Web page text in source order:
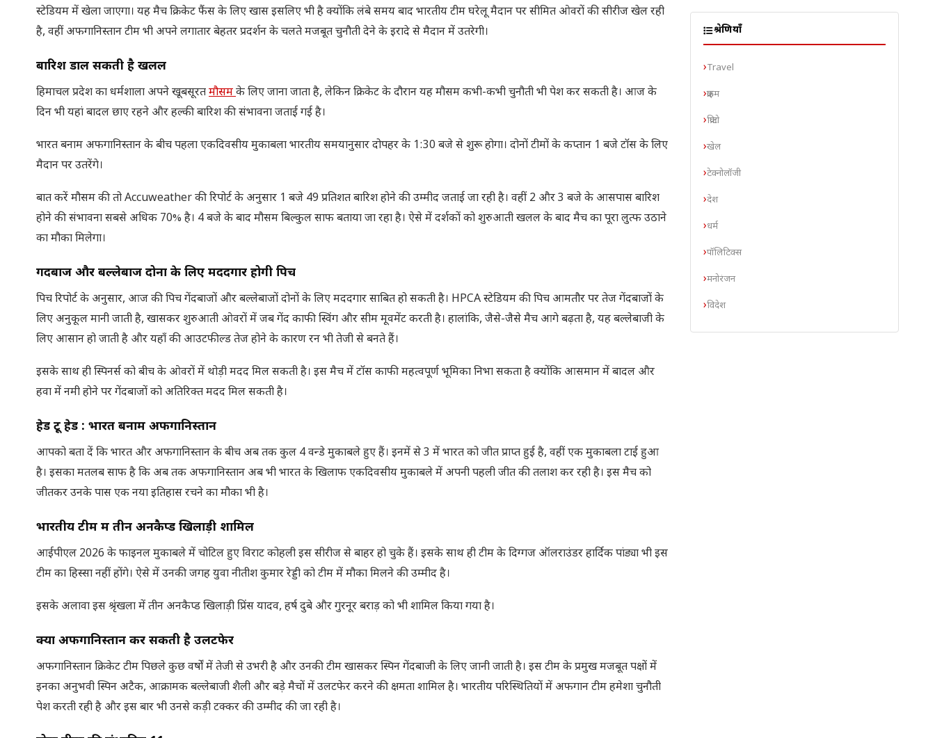
स्टेडियम में खेला जाएगा। यह मैच क्रिकेट फैंस के लिए खास इसलिए भी है क्योंकि लंबे समय बाद भारतीय टीम घरेलू मैदान पर सीमित ओवरों की सीरीज खेल रही
है, वहीं अफगानिस्तान टीम भी अपने लगातार बेहतर प्रदर्शन के चलते मजबूत चुनौती देने के इरादे से मैदान में उतरेगी।
बारिश डाल सकती है खलल
हिमाचल प्रदेश का धर्मशाला अपने खूबसूरतमौसमके लिए जाना जाता है, लेकिन क्रिकेट के दौरान यह मौसम कभी-कभी चुनौती भी पेश कर सकती है। आज के
दिन भी यहां बादल छाए रहने और हल्की बारिश की संभावना जताई गई है।
भारत बनाम अफगानिस्तान के बीच पहला एकदिवसीय मुकाबला भारतीय समयानुसार दोपहर के 1:30 बजे से शुरू होगा। दोनों टीमों के कप्तान 1 बजे टॉस के लिए
मैदान पर उतरेंगे।
बात करें मौसम की तो Accuweather की रिपोर्ट के अनुसार 1 बजे 49 प्रतिशत बारिश होने की उम्मीद जताई जा रही है। वहीं 2 और 3 बजे के आसपास बारिश
होने की संभावना सबसे अधिक 70% है। 4 बजे के बाद मौसम बिल्कुल साफ बताया जा रहा है। ऐसे में दर्शकों को शुरुआती खलल के बाद मैच का पूरा लुत्फ उठाने
का मौका मिलेगा।
गेंदबाज और बल्लेबाज दोनों के लिए मददगार होगी पिच
पिच रिपोर्ट के अनुसार, आज की पिच गेंदबाजों और बल्लेबाजों दोनों के लिए मददगार साबित हो सकती है। HPCA स्टेडियम की पिच आमतौर पर तेज गेंदबाजों के
लिए अनुकूल मानी जाती है, खासकर शुरुआती ओवरों में जब गेंद काफी स्विंग और सीम मूवमेंट करती है। हालांकि, जैसे-जैसे मैच आगे बढ़ता है, यह बल्लेबाजी के
लिए आसान हो जाती है और यहाँ की आउटफील्ड तेज होने के कारण रन भी तेजी से बनते हैं।
इसके साथ ही स्पिनर्स को बीच के ओवरों में थोड़ी मदद मिल सकती है। इस मैच में टॉस काफी महत्वपूर्ण भूमिका निभा सकता है क्योंकि आसमान में बादल और
हवा में नमी होने पर गेंदबाजों को अतिरिक्त मदद मिल सकती है।
हेड टू हेड : भारत बनाम अफगानिस्तान
आपको बता दें कि भारत और अफगानिस्तान के बीच अब तक कुल 4 वन्डे मुकाबले हुए हैं। इनमें से 3 में भारत को जीत प्राप्त हुई है, वहीं एक मुकाबला टाई हुआ
है। इसका मतलब साफ है कि अब तक अफगानिस्तान अब भी भारत के खिलाफ एकदिवसीय मुकाबले में अपनी पहली जीत की तलाश कर रही है। इस मैच को
जीतकर उनके पास एक नया इतिहास रचने का मौका भी है।
भारतीय टीम में तीन अनकैप्ड खिलाड़ी शामिल
आईपीएल 2026 के फाइनल मुकाबले में चोटिल हुए विराट कोहली इस सीरीज से बाहर हो चुके हैं। इसके साथ ही टीम के दिग्गज ऑलराउंडर हार्दिक पांड्या भी इस
टीम का हिस्सा नहीं होंगे। ऐसे में उनकी जगह युवा नीतीश कुमार रेड्डी को टीम में मौका मिलने की उम्मीद है।
इसके अलावा इस श्रृंखला में तीन अनकैप्ड खिलाड़ी प्रिंस यादव, हर्ष दुबे और गुरनूर बराड़ को भी शामिल किया गया है।
क्या अफगानिस्तान कर सकती है उलटफेर
अफगानिस्तान क्रिकेट टीम पिछले कुछ वर्षों में तेजी से उभरी है और उनकी टीम खासकर स्पिन गेंदबाजी के लिए जानी जाती है। इस टीम के प्रमुख मजबूत पक्षों में
इनका अनुभवी स्पिन अटैक, आक्रामक बल्लेबाजी शैली और बड़े मैचों में उलटफेर करने की क्षमता शामिल है। भारतीय परिस्थितियों में अफगान टीम हमेशा चुनौती
पेश करती रही है और इस बार भी उनसे कड़ी टक्कर की उम्मीद की जा रही है।
श्रेणियाँ
Travel
क्राइम
क्रिप्टो
खेल
टेक्नोलॉजी
देश
धर्म
पॉलिटिक्स
मनोरंजन
विदेश